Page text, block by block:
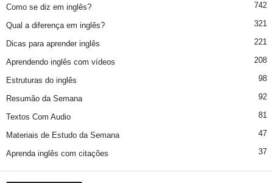
Como se diz em inglês? 742
Qual a diferença em inglês? 321
Dicas para aprender inglês 221
Aprendendo inglês com vídeos 208
Estruturas do inglês 98
Resumão da Semana 92
Textos Com Audio 81
Materiais de Estudo da Semana 47
Aprenda inglês com citações 37